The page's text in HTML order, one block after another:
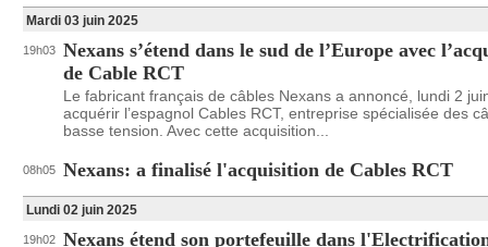
Mardi 03 juin 2025
19h03 Nexans s’étend dans le sud de l’Europe avec
de Cable RCT
Le fabricant français de câbles Nexans a annoncé, lundi 2
acquérir l’espagnol Cables RCT, entreprise spécialisée des
basse tension. Avec cette acquisition...
08h05 Nexans: a finalisé l'acquisition de Cables RCT
Lundi 02 juin 2025
19h02 Nexans étend son portefeuille dans